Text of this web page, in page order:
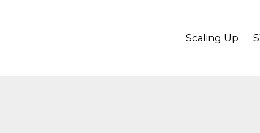
Scaling Up